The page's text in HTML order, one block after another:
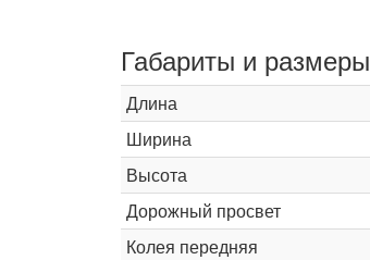
Габариты и размеры
Длина
Ширина
Высота
Дорожный просвет
Колея передняя